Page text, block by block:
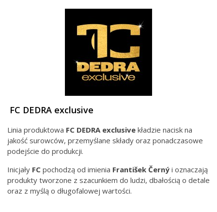
FC DEDRA exclusive
Linia produktowa FC DEDRA exclusive kładzie nacisk na
jakość surowców, przemyślane składy oraz ponadczasowe
podejście do produkcji.
Inicjały FC pochodzą od imienia František Černý i oznaczają
produkty tworzone z szacunkiem do ludzi, dbałością o detale
oraz z myślą o długofalowej wartości.